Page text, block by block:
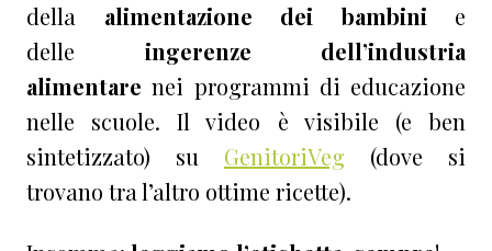
della alimentazione dei bambini e
delle ingerenze dell’industria
alimentare nei programmi di educazione
nelle scuole. Il video è visibile (e ben
sintetizzato) su GenitoriVeg (dove si
trovano tra l’altro ottime ricette).